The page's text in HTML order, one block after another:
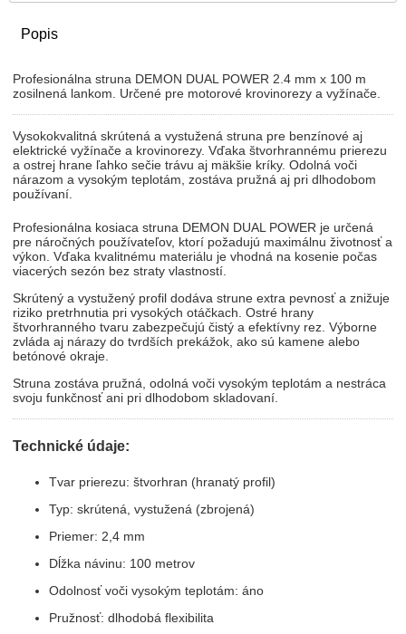
Popis
Profesionálna struna DEMON DUAL POWER 2.4 mm x 100 m
zosilnená lankom. Určené pre motorové krovinorezy a vyžínače.
Vysokokvalitná skrútená a vystužená struna pre benzínové aj
elektrické vyžínače a krovinorezy. Vďaka štvorhrannému prierezu
a ostrej hrane ľahko sečie trávu aj mäkšie kríky. Odolná voči
nárazom a vysokým teplotám, zostáva pružná aj pri dlhodobom
používaní.
Profesionálna kosiaca struna DEMON DUAL POWER je určená
pre náročných používateľov, ktorí požadujú maximálnu životnosť a
výkon. Vďaka kvalitnému materiálu je vhodná na kosenie počas
viacerých sezón bez straty vlastností.
Skrútený a vystužený profil dodáva strune extra pevnosť a znižuje
riziko pretrhnutia pri vysokých otáčkach. Ostré hrany
štvorhranného tvaru zabezpečujú čistý a efektívny rez. Výborne
zvláda aj nárazy do tvrdších prekážok, ako sú kamene alebo
betónové okraje.
Struna zostáva pružná, odolná voči vysokým teplotám a nestráca
svoju funkčnosť ani pri dlhodobom skladovaní.
Technické údaje:
Tvar prierezu: štvorhran (hranatý profil)
Typ: skrútená, vystužená (zbrojená)
Priemer: 2,4 mm
Dĺžka návinu: 100 metrov
Odolnosť voči vysokým teplotám: áno
Pružnosť: dlhodobá flexibilita